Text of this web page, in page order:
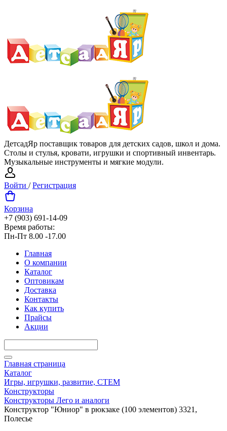
ДетсадЯр поставщик товаров для детских садов, школ и дома.
Столы и стулья, кровати, игрушки и спортивный инвентарь.
Музыкальные инструменты и мягкие модули.
Войти /Регистрация
Корзина
+7 (903) 691-14-09
Время работы:
Пн-Пт 8.00 -17.00
Главная
О компании
Каталог
Оптовикам
Доставка
Контакты
Как купить
Прайсы
Акции
Главная страница
Каталог
Игры, игрушки, развитие, СТЕМ
Конструкторы
Конструкторы Лего и аналоги
Конструктор "Юниор" в рюкзаке (100 элементов) 3321,
Полесье